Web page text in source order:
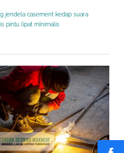
jendela casement kedap suara
pintu lipat minimalis